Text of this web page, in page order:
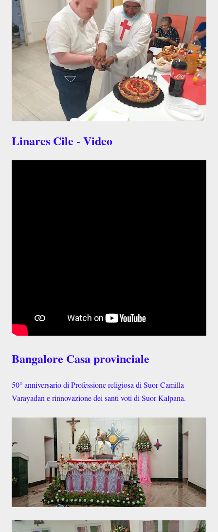
Linares Cile - Video
Bangalore Casa provinciale
50° anniversario di Professione religiosa di Suor Camilla
Varayadan e rinnovazione dei santi voti di Suor Kalpana.